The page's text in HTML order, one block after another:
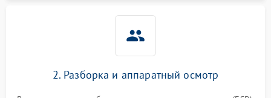
2. Разборка и аппаратный осмотр